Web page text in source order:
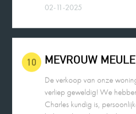
10 MEVROUW
De verkoop van onze
Charles kundig is,
belangrijk vindt en dat hij
hetzelfde doel. Hij denkt